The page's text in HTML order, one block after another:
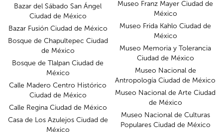
Bazar del Sábado San Ángel
Ciudad de México
Bazar Fusión Ciudad de México
Bosque de Chapultepec Ciudad
de México
Bosque de Tlalpan Ciudad de
México
Calle Madero Centro Histórico
Ciudad de México
Calle Regina Ciudad de México
Casa de Los Azulejos Ciudad de
México
Museo Franz Mayer Ciudad de
México
Museo Frida Kahlo Ciudad de
México
Museo Memoria y Tolerancia
Ciudad de México
Museo Nacional de
Antropología Ciudad de México
Museo Nacional de Arte Ciudad
de México
Museo Nacional de Culturas
Populares Ciudad de México